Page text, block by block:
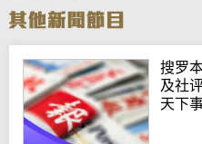
搜罗
及社
天下事